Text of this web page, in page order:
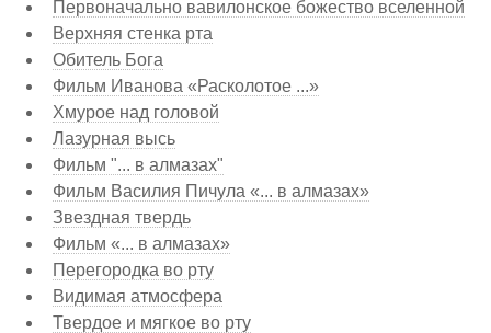
Первоначально вавилонское божество вселенной
Верхняя стенка рта
Обитель Бога
Фильм Иванова «Расколотое ...»
Хмурое над головой
Лазурная высь
Фильм "... в алмазах"
Фильм Василия Пичула «... в алмазах»
Звездная твердь
Фильм «... в алмазах»
Перегородка во рту
Видимая атмосфера
Твердое и мягкое во рту